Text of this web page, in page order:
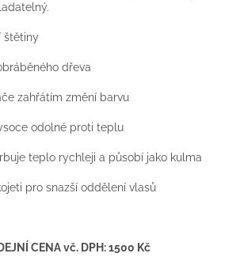
štětiny
dřeva
zahřátím změní barvu
odolné proti teplu
teplo rychleji a působí jako kulma
pro snazší oddělení vlasů
CENA vč. DPH:1500 Kč